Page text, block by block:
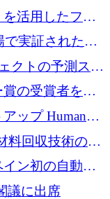
ーロを拠出
活用したファ
プラットフォ
ドを調達
で実証された防
万ユーロの欧州
クトの予測スタ
クセラレータか
の受賞者を紹
ップ Humanoid
で評価額 13 億
料回収技術の拡
ン初の自動木
金4,800万ユ
議に出席